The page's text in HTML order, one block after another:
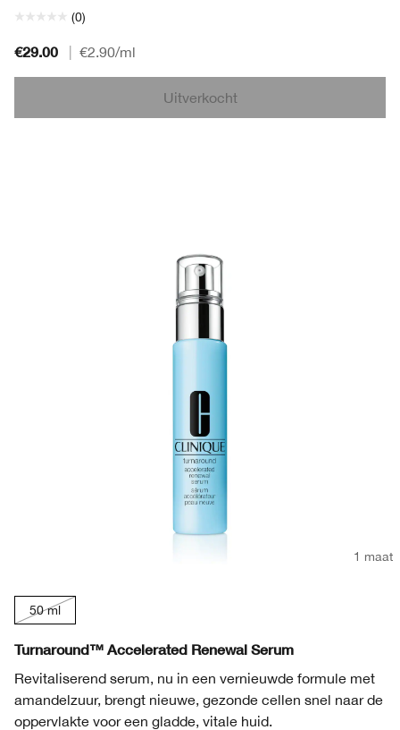
(0)
€29.00 €2.90/ml
Uitverkocht
1 maat
50 ml
Turnaround™ Accelerated Renewal Serum
Revitaliserend serum, nu in een vernieuwde formule met
amandelzuur, brengt nieuwe, gezonde cellen snel naar de
oppervlakte voor een gladde, vitale huid.